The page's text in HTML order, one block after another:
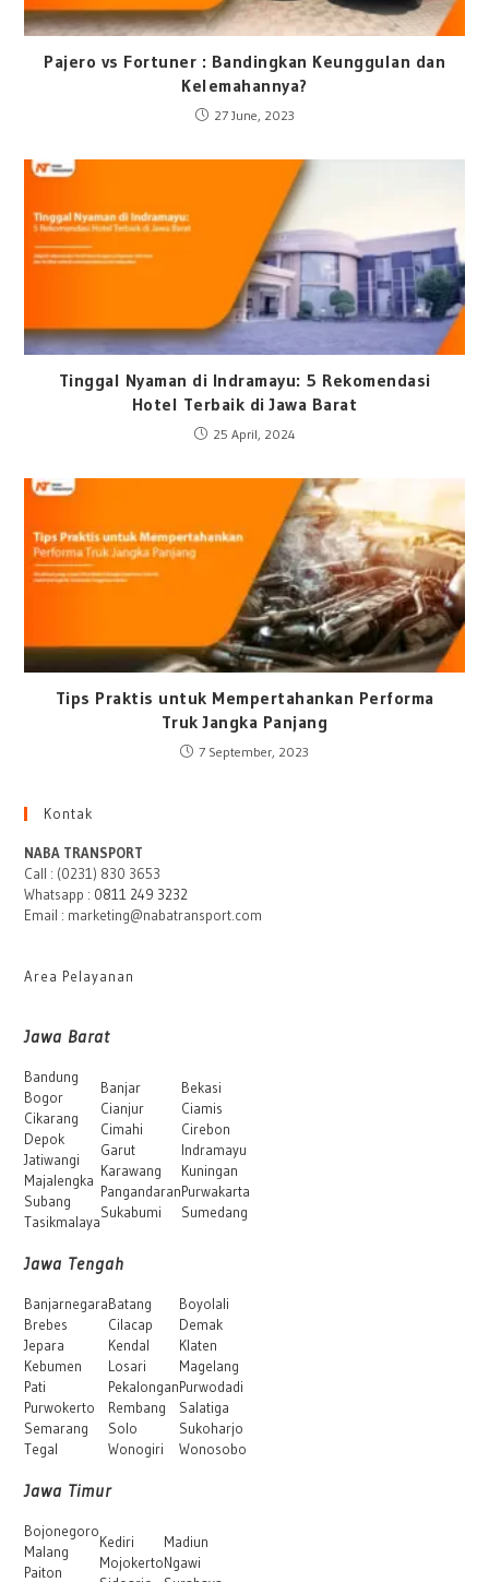
Pajero vs Fortuner : Bandingkan Keunggulan dan
Kelemahannya?
27 June, 2023
Tinggal Nyaman di Indramayu: 5 Rekomendasi
Hotel Terbaik di Jawa Barat
25 April, 2024
Tips Praktis untuk Mempertahankan Performa
Truk Jangka Panjang
7 September, 2023
Kontak
NABA TRANSPORT
Call : (0231) 830 3653
Whatsapp : 0811 249 3232
Email : marketing@nabatransport.com
Area Pelayanan
Jawa Barat
Bandung
Bogor
Cikarang
Depok
Jatiwangi
Majalengka
Subang
Tasikmalaya
Banjar
Cianjur
Cimahi
Garut
Karawang
Pangandaran
Sukabumi
Bekasi
Ciamis
Cirebon
Indramayu
Kuningan
Purwakarta
Sumedang
Jawa Tengah
Banjarnegara
Brebes
Jepara
Kebumen
Pati
Purwokerto
Semarang
Tegal
Batang
Cilacap
Kendal
Losari
Pekalongan
Rembang
Solo
Wonogiri
Boyolali
Demak
Klaten
Magelang
Purwodadi
Salatiga
Sukoharjo
Wonosobo
Jawa Timur
Bojonegoro
Malang
Paiton
Kediri
Mojokerto
Madiun
Ngawi